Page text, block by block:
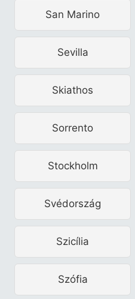
San Marino
Sevilla
Skiathos
Sorrento
Stockholm
Svédország
Szicília
Szófia